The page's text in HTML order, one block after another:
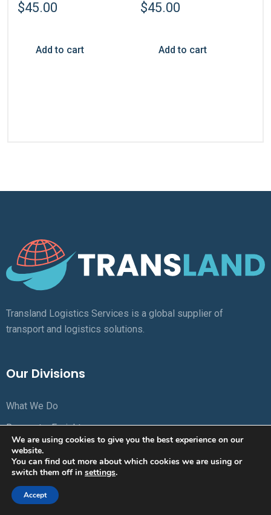
$45.00
Add to cart
$45.00
Add to cart
Transland Logistics Services is a global supplier of
transport and logistics solutions.
Our Divisions
What We Do
Request a Freight
Track & Trace
About us
Package Plan
We are using cookies to give you the best experience on our
website.
You can find out more about which cookies we are using or
switch them off in settings.
Accept